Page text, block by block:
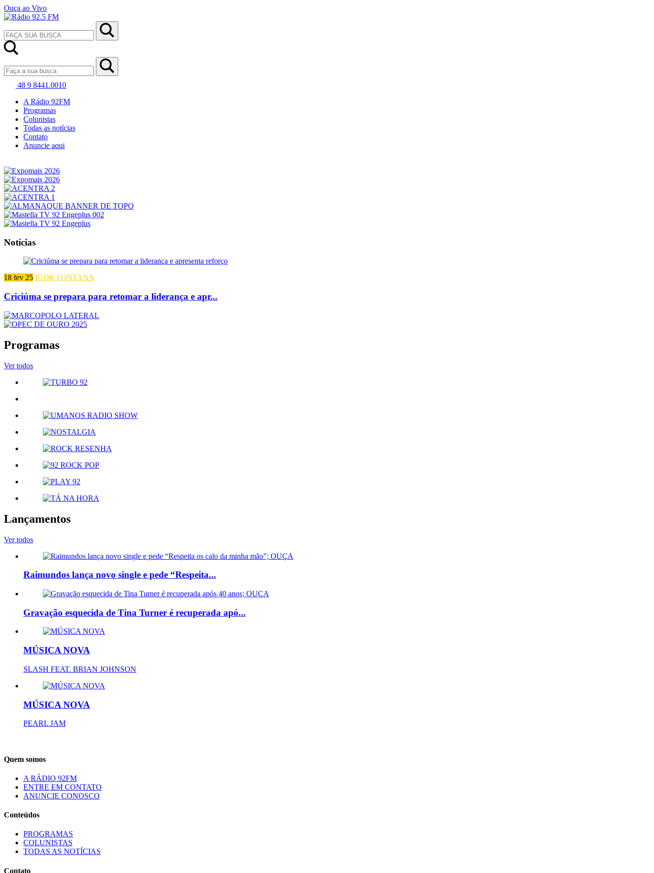
Ouça ao Vivo
48 9 8441.0010
A Rádio 92FM
Programas
Colunistas
Todas as notícias
Contato
Anuncie aqui
Notícias
18 fev 25 IGOR FONTANA
Criciúma se prepara para retomar a liderança e apr...
Programas
Ver todos
Lançamentos
Ver todos
Raimundos lança novo single e pede “Respeita...
Gravação esquecida de Tina Turner é recuperada apó...
MÚSICA NOVA
SLASH FEAT. BRIAN JOHNSON
MÚSICA NOVA
PEARL JAM
Quem somos
A RÁDIO 92FM
ENTRE EM CONTATO
ANUNCIE CONOSCO
Conteúdos
PROGRAMAS
COLUNISTAS
TODAS AS NOTÍCIAS
Contato